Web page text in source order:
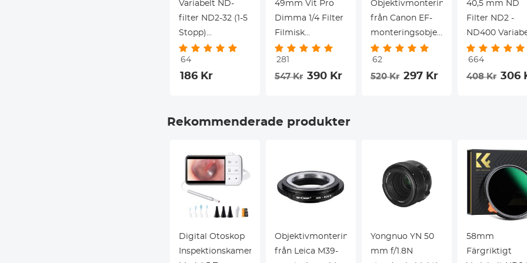
Variabelt ND-
filter ND2-32 (1-5
Stopp)
Begränsat VND-
filter
Kompatibelt
64
186 Kr
49mm Vit Pro
Dimma 1/4 Filter
Filmisk
Effektfilter, HD
Drömlik Mjuk Vit
Diffusionsfilter
Vattentät
281
547 Kr 390 Kr
Objektivmonteringsadapter
från Canon EF-
monteringsobjektiv
till Nikon Z6, Z7 –
K&F Concept
objektivmonteringsadapter
62
520 Kr 297 Kr
40,5 mm ND
Filter ND2 -
ND400
(1-9 stopp)
Variabelt ND
DSLR-
664
408 Kr 306
Rekommenderade produkter
Digital Otoskop
Inspektionskamera
Objektivmonteringsadapter
från Leica M39-
Yongnuo YN 50
mm f/1.8N
58mm
Färgriktigt